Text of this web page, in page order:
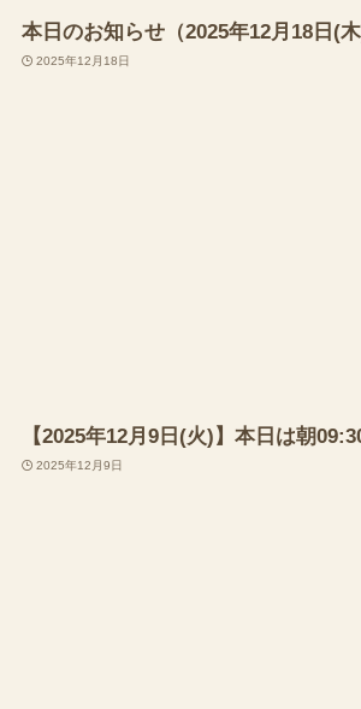
本日のお知らせ（2025年12月18日(木
2025年12月18日
【2025年12月9日(火)】本日は朝
2025年12月9日